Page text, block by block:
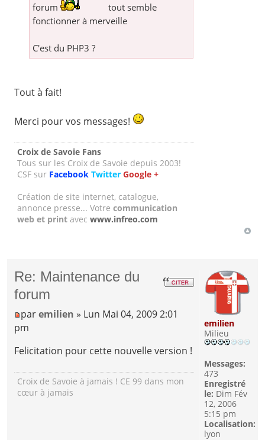
forum
tout semble
fonctionner à merveille
C'est du PHP3 ?
Tout à fait!
Merci pour vos messages!
Croix de Savoie Fans
Tous sur les Croix de Savoie depuis 2003!
CSF sur Facebook Twitter Google +
Création de site internet, catalogue,
annonce presse... Votrecommunication
web et print avecwww.infreo.com
Re: Maintenance du
forum
paremilien » Lun Mai 04, 2009 2:01
pm
Felicitation pour cette nouvelle version !
Croix de Savoie à jamais ! CE 99 dans mon
cœur à jamais
emilien
Milieu
Messages:
473
Enregistré
le: Dim Fév
12, 2006
5:15 pm
Localisation:
lyon